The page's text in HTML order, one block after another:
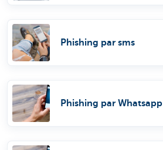
Phishing par sms
Phishing par Whatsapp